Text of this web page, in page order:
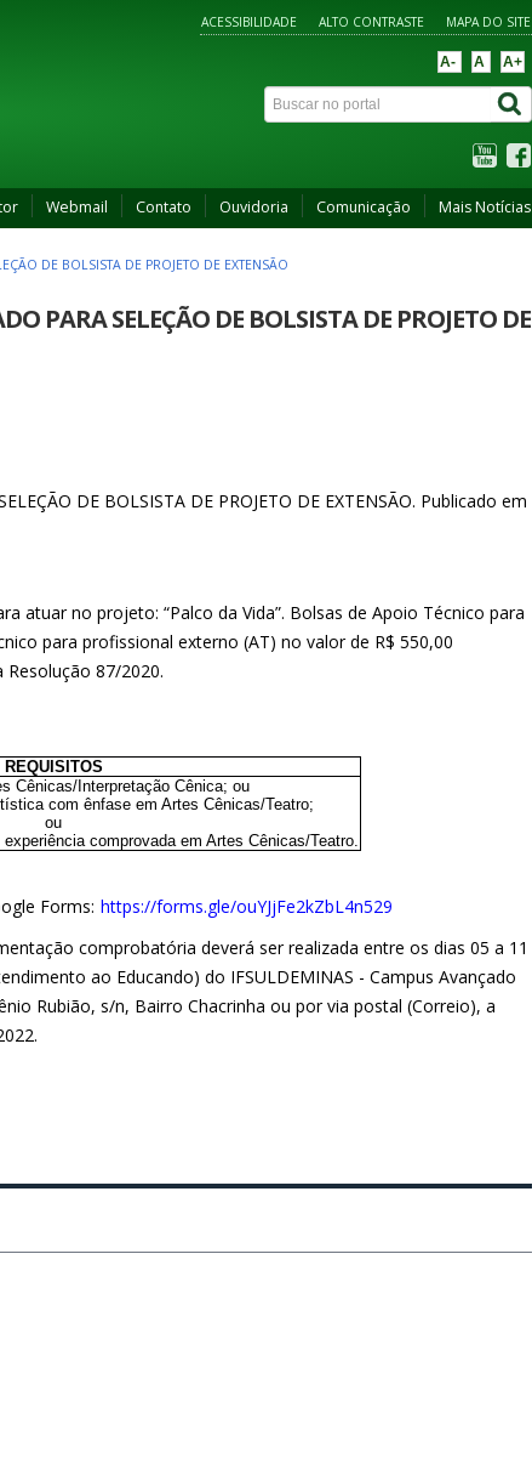
ACESSIBILIDADE ALTO CONTRASTE MAPA DO SITE
A- A A+
Webmail Contato Ouvidoria Comunicação Mais Notícias
DE BOLSISTA DE PROJETO DE EXTENSÃO
PARA SELEÇÃO DE BOLSISTA DE PROJETO DE
DE BOLSISTA DE PROJETO DE EXTENSÃO. Publicado em
atuar no projeto: “Palco da Vida”. Bolsas de Apoio Técnico para
para profissional externo (AT) no valor de R$ 550,00
87/2020.
REQUISITOS
Cênicas/Interpretação Cênica; ou
com ênfase em Artes Cênicas/Teatro;
ou
comprovada em Artes Cênicas/Teatro.
Forms: https://forms.gle/ouYJjFe2kZbL4n529
comprobatória deverá ser realizada entre os dias 05 a 11
ao Educando) do IFSULDEMINAS - Campus Avançado
Rubião, s/n, Bairro Chacrinha ou por via postal (Correio), a